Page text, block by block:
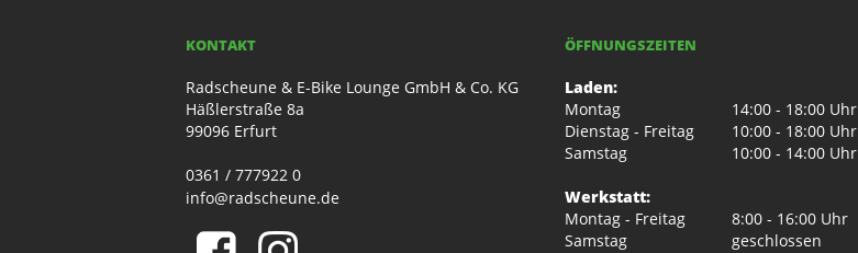
KONTAKT
Radscheune & E-Bike Lounge GmbH & Co. KG
Häßlerstraße 8a
99096 Erfurt
0361 / 777922 0
info@radscheune.de
ÖFFNUNGSZEITEN
Laden:
Montag
14:00 - 18:00 Uhr
Dienstag - Freitag
10:00 - 18:00 Uhr
Samstag
10:00 - 14:00 Uhr
Werkstatt:
Montag - Freitag
8:00 - 16:00 Uhr
Samstag
geschlossen